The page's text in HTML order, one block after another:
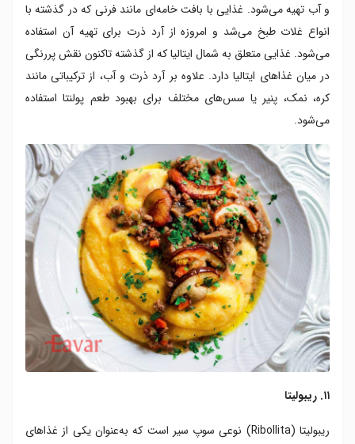
و آب تهیه می‌شود. غذایی با بافت خامه‌ای مانند فرنی که در گذشته با
انواع غلات طبخ می‌شد و امروزه از آرد ذرت برای تهیه آن استفاده
می‌شود. غذایی متعلق به شمال ایتالیا که از گذشته تاکنون نقش پررنگی
در میان غذاهای ایتالیا دارد. علاوه بر آرد ذرت و آب، از ترکیباتی مانند
کره، نمک، پنیر یا سس‌های مختلف برای بهبود طعم پولنتا استفاده
می‌شود.
۱۱. ریبولیتا
ریبولیتا (Ribollita) نوعی سوپ سیر است که به‌عنوان یکی از غذاهای